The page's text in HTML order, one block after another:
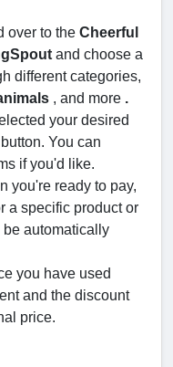
over to the Cheerful
and choose a
different categories,
, and more .
your desired
You can
if you'd like.
you're ready to pay,
a specific product or
automatically
you have used
and the discount
price.